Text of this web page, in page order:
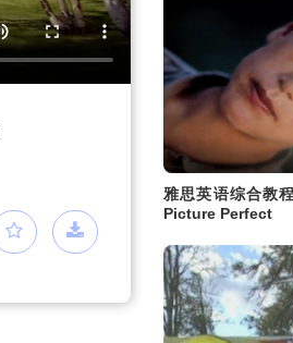
雅思英语综合教
Picture Perfect